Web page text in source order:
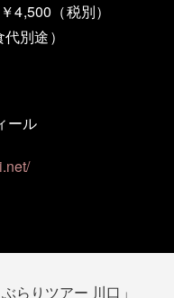
￥4,500（税別）
別途）
ール
らりツアー 川口」